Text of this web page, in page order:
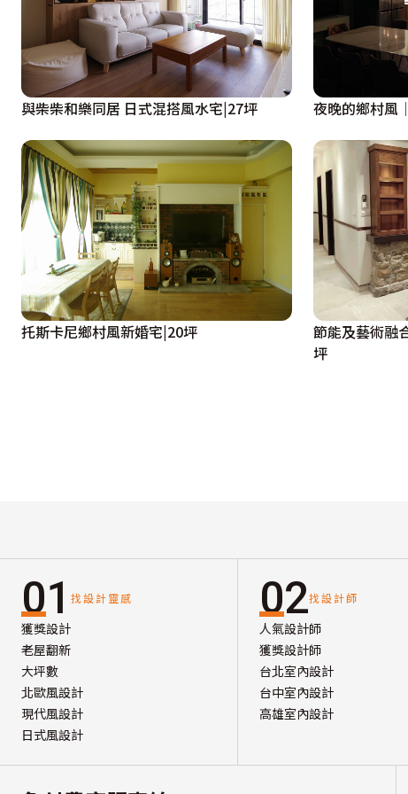
與柴柴和樂同居 日式混搭風水宅|27坪 夜晚的鄉村
托斯卡尼鄉村風新婚宅|20坪
節能及藝術融
坪
01 找設計靈感
獲獎設計
老屋翻新
大坪數
北歐風設計
現代風設計
日式風設計
02找設計師
人氣設計師
獲獎設計師
台北室內設計
台中室內設計
高雄室內設計